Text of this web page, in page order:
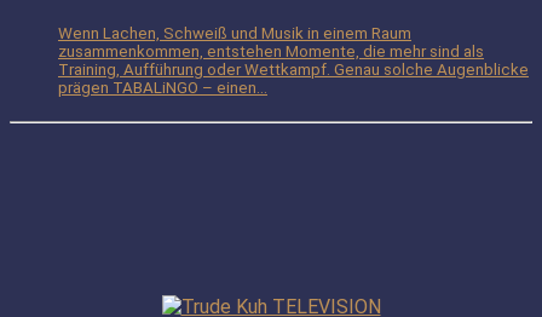
Wenn Lachen, Schweiß und Musik in einem Raum
zusammenkommen, entstehen Momente, die mehr sind als
Training, Aufführung oder Wettkampf. Genau solche Augenblicke
prägen TABALiNGO – einen...